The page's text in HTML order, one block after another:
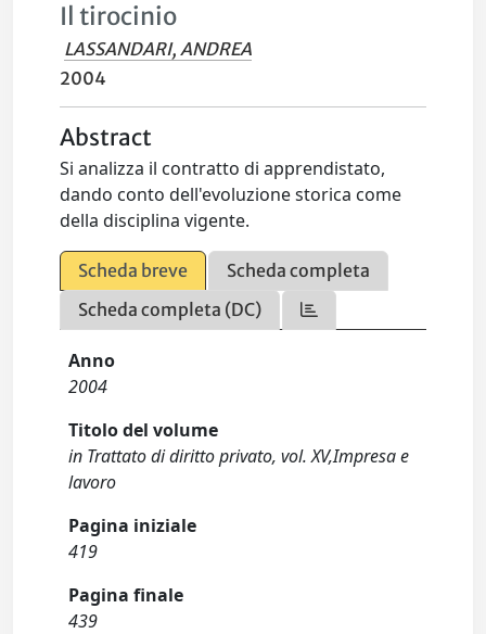
Il tirocinio
LASSANDARI, ANDREA
2004
Abstract
Si analizza il contratto di apprendistato,
dando conto dell'evoluzione storica come
della disciplina vigente.
Scheda breve
Scheda completa
Scheda completa (DC)
Anno
2004
Titolo del volume
in Trattato di diritto privato, vol. XV,Impresa e
lavoro
Pagina iniziale
419
Pagina finale
439